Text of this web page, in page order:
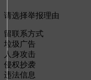
请选择举报理由
留联系方式
垃圾广告
人身攻击
侵权抄袭
违法信息